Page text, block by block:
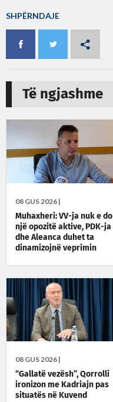
SHPËRNDAJE
Të ngjashme
08 GUS 2026 |
Muhaxheri: VV-ja nuk e do
një opozitë aktive, PDK-ja
dhe Aleanca duhet ta
dinamizojnë veprimin
08 GUS 2026 |
“Gallatë vezësh”, Qorrolli
ironizon me Kadriajn pas
situatës në Kuvend